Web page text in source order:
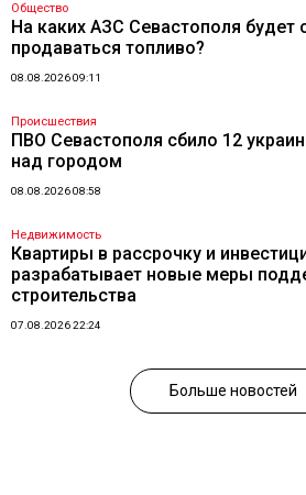
Общество
На каких АЗС Севастополя будет
продаваться топливо?
08.08.2026 09:11
Происшествия
ПВО Севастополя сбило 12
над городом
08.08.2026 08:58
Недвижимость
Квартиры в рассрочку и
разрабатывает новые меры
строительства
07.08.2026 22:24
Больше новостей